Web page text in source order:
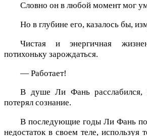
Словно он в любой момент мог
Но в глубине его, казалось бы,
Чистая и энергичная
потихоньку зарождаться.
— Работает!
В душе Ли Фань расслабился,
потерял сознание.
В последующие годы Ли Фань
недостаток в своем теле, используя